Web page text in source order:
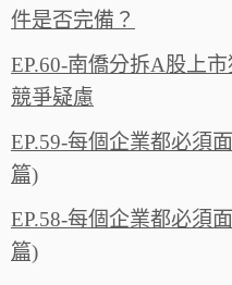
件是否完備？
EP.60-南僑分拆A股上
競爭疑慮
EP.59-每個企業都必須
篇)
EP.58-每個企業都必須
篇)